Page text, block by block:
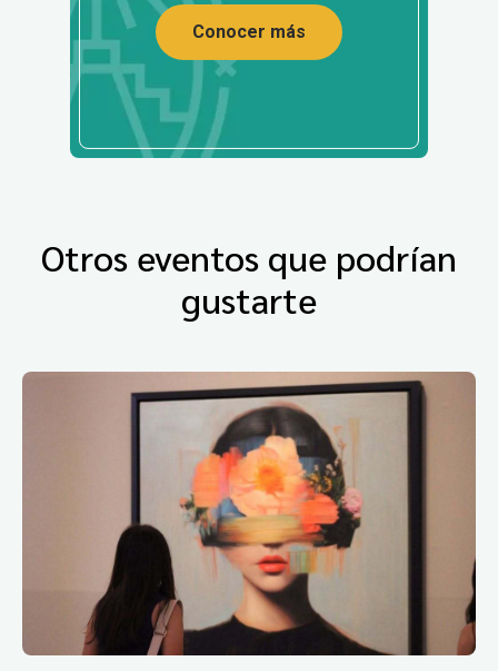
Conocer más
Otros eventos que podrían
gustarte